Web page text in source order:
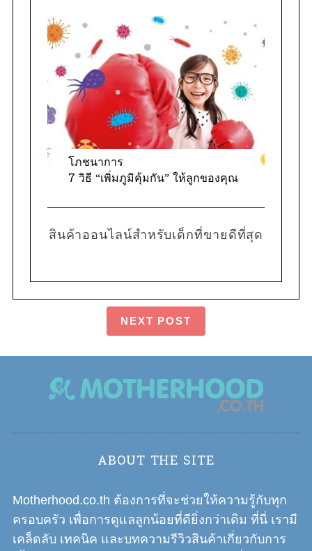
โภชนาการ
7 วิธี “เพิ่มภูมิคุ้มกัน” ให้ลูกของคุณ
สินค้าออนไลน์สำหรับเด็กที่ขายดีที่สุด
NEXT POST
ABOUT THE SITE
Motherhood.co.th ต้องการที่จะช่วยให้ความรู้กับทุก
ครอบครัว เพื่อการดูแลลูกน้อยที่ดียิ่งกว่าเดิม ที่นี่ เรามี
เคล็ดลับ เทคนิค และบทความรีวิวสินค้าเกี่ยวกับการ